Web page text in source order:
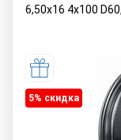
6,50x16 4x100
5% cкидка